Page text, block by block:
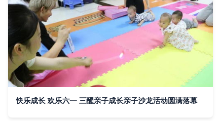
快乐成长 欢乐六一 三醒亲子成长亲子沙龙活动圆满落幕